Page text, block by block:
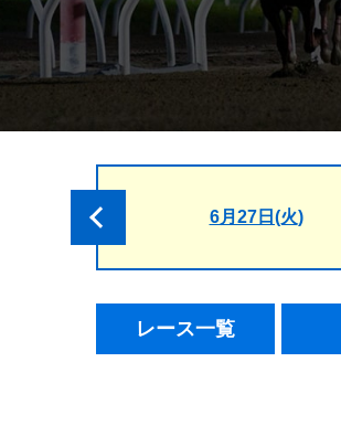
6月27日(火)
レース一覧